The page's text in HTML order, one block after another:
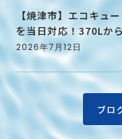
【焼津市】エコキュ
を当日対応！370Lか
2026年7月12日
ブロ